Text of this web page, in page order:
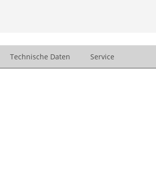
Technische Daten Service